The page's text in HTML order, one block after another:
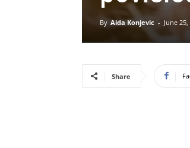
By Aida Konjevic - June
Share